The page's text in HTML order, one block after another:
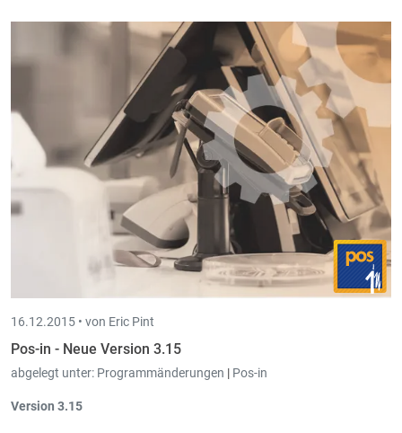
Kassengruppe) wird jetztanhand eines Ticketbeispiels
was die einzelnen Einstellungen bewirken.
(global und auf Ebene der Kassenschublade)
Manuelle Bewegungen auf zwei getrennte Book-in Konten
buchen zu können
, je nach ob sie negativ oder positiv sind.
16.12.2015 • von Eric Pint
Pos-in - Neue Version 3.15
abgelegt unter: Programmänderungen | Pos-in
Version 3.15